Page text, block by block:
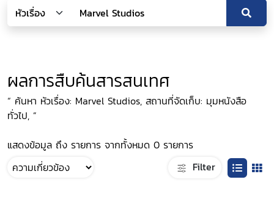
ผลการสืบค้นสารสนเทศ
“ ค้นหา หัวเรื่อง: Marvel Studios, สถานที่จัดเก็บ: มุมหนังสือ
ทั่วไป, ”
แสดงข้อมูล ถึง รายการ จากทั้งหมด 0 รายการ
Filter